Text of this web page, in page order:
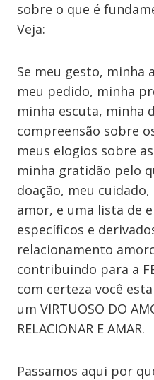
sobre o que é
Veja:
Se meu gesto,
meu pedido, minha
minha escuta, minha
compreensão sobre
meus elogios sobre
minha gratidão pelo
doação, meu
amor, e uma lista de
específicos e
relacionamento
contribuindo para a
com certeza você
um VIRTUOSO DO
RELACIONAR E AMAR.
Passamos aqui por